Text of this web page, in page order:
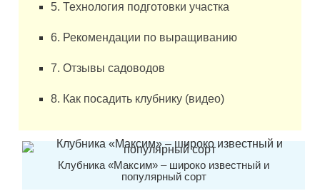
5. Технология подготовки участка
6. Рекомендации по выращиванию
7. Отзывы садоводов
8. Как посадить клубнику (видео)
Клубника «Максим» – широко известный и
популярный сорт